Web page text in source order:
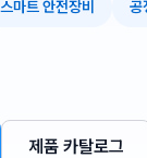
스마트 안전장비 공
제품 카탈로그